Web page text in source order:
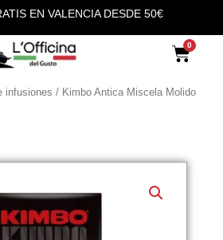
EN VALENCIA DESDE 50€
infusiones / Kimbo Antica Miscela Molido